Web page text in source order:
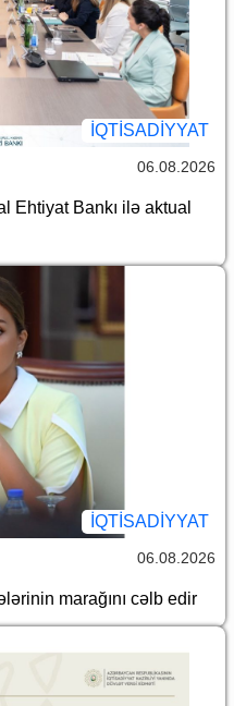
İQTİSADİYYAT
06.08.2026
Ehtiyat Bankı ilə aktual
İQTİSADİYYAT
06.08.2026
marağını cəlb edir